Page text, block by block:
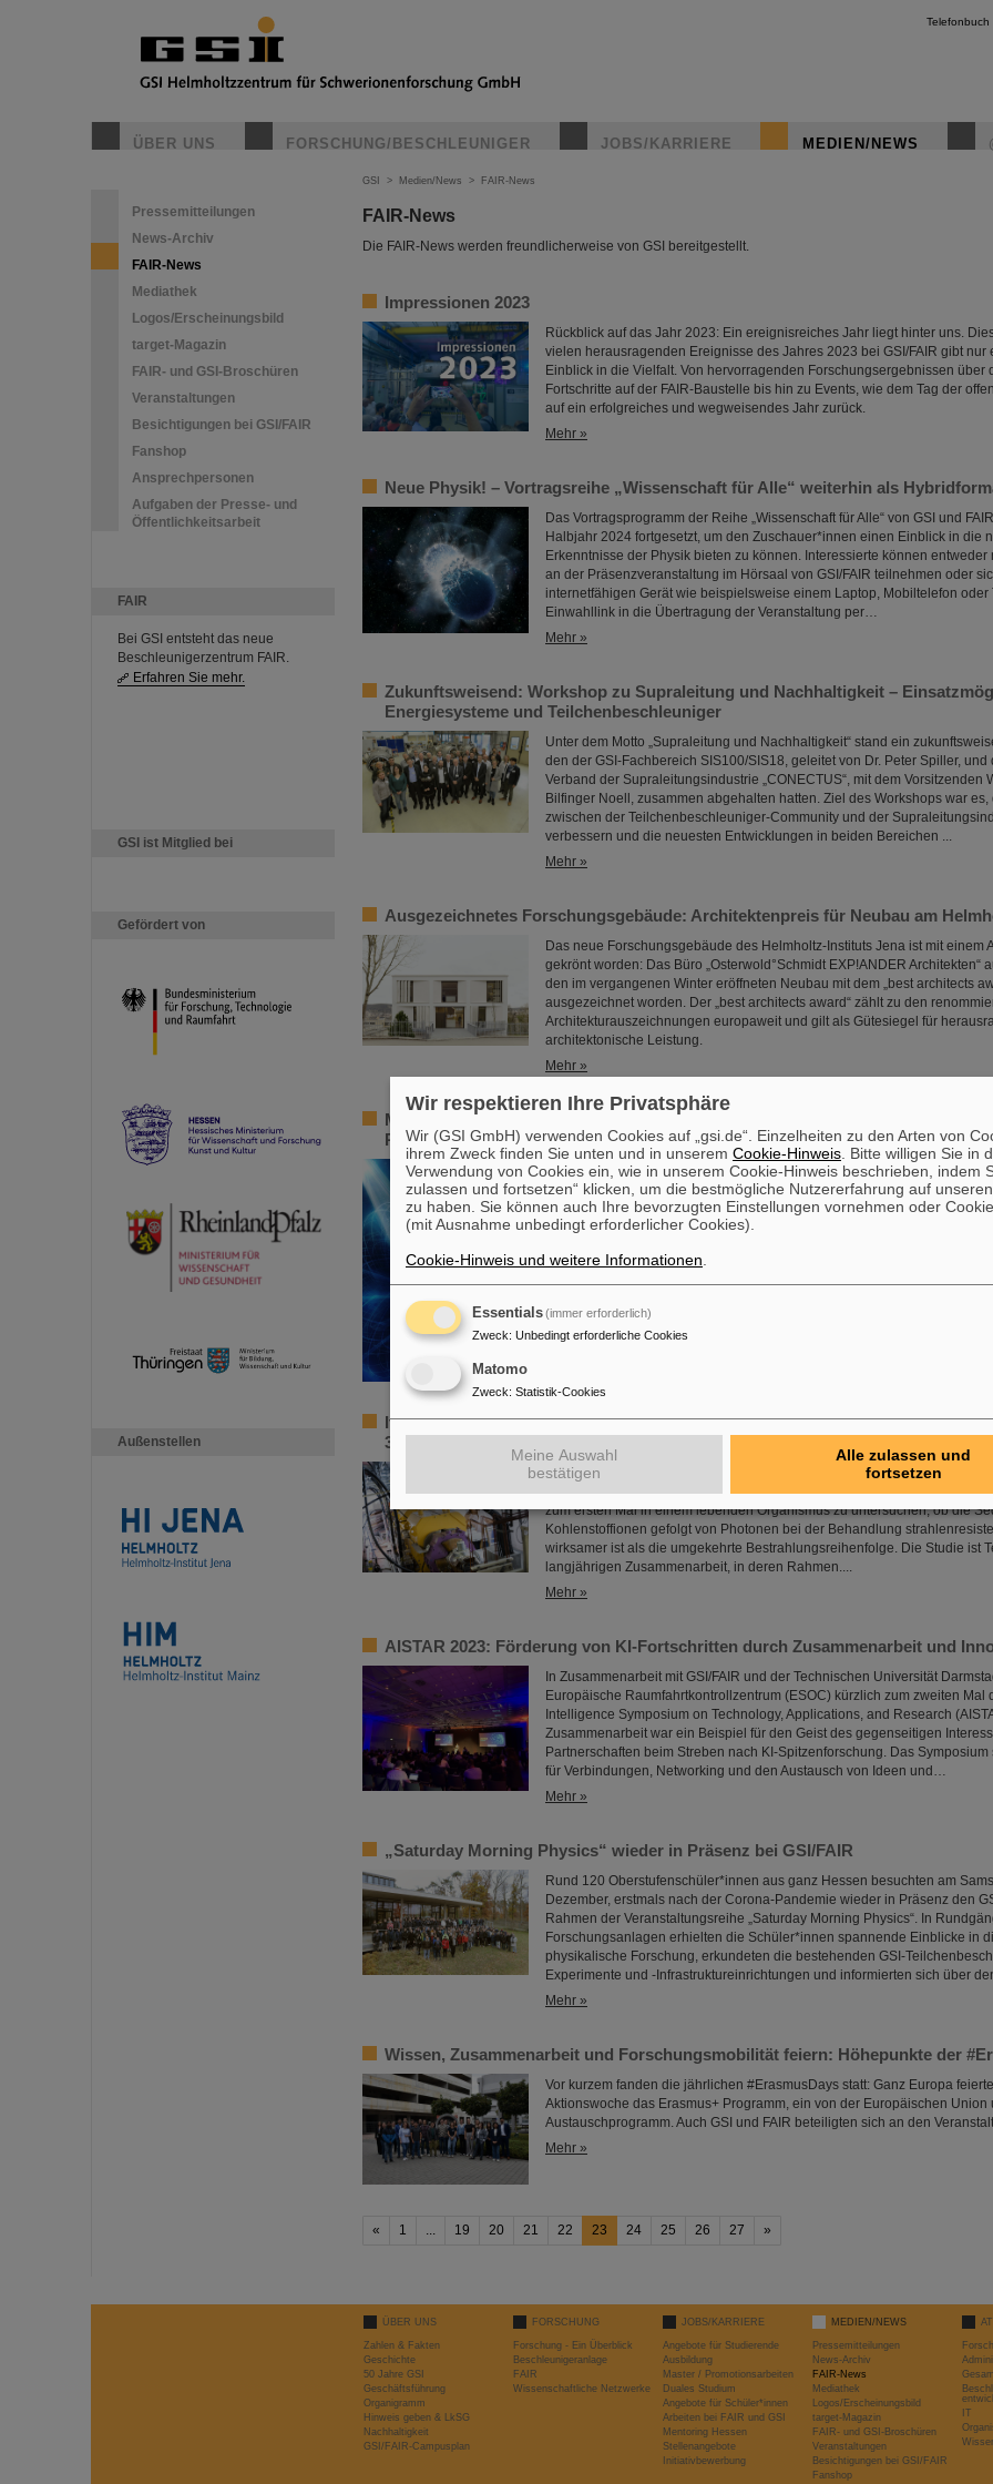
Telefonbuch
ÜBER UNS FORSCHUNG/BESCHLEUNIGER JOBS/KARRIERE MEDIEN/NEWS
Pressemitteilungen
News-Archiv
FAIR-News
Mediathek
Logos/Erscheinungsbild
target-Magazin
FAIR- und GSI-Broschüren
Veranstaltungen
Besichtigungen bei GSI/FAIR
Fanshop
Ansprechpersonen
Aufgaben der Presse- und
Öffentlichkeitsarbeit
FAIR
Bei GSI entsteht das neue
Beschleunigerzentrum FAIR.
Erfahren Sie mehr.
GSI ist Mitglied bei
Gefördert von
Außenstellen
GSI > Medien/News > FAIR-News
FAIR-News
Die FAIR-News werden freundlicherweise von GSI bereitgestellt.
Impressionen 2023
Rückblick auf das Jahr 2023: Ein ereignisreiches Jahr liegt hinter uns.
vielen herausragenden Ereignisse des Jahres 2023 bei GSI/FAIR gibt nur
Einblick in die Vielfalt. Von hervorragenden Forschungsergebnissen über
Fortschritte auf der FAIR-Baustelle bis hin zu Events, wie dem Tag der
auf ein erfolgreiches und wegweisendes Jahr zurück.
Mehr »
Neue Physik! – Vortragsreihe „Wissenschaft für Alle“ weiterhin als
Das Vortragsprogramm der Reihe „Wissenschaft für Alle“ von GSI und
Halbjahr 2024 fortgesetzt, um den Zuschauer*innen einen Einblick in die
Erkenntnisse der Physik bieten zu können. Interessierte können entweder
an der Präsenzveranstaltung im Hörsaal von GSI/FAIR teilnehmen oder
internetfähigen Gerät wie beispielsweise einem Laptop, Mobiltelefon oder
Einwahllink in die Übertragung der Veranstaltung per…
Mehr »
Zukunftsweisend: Workshop zu Supraleitung und Nachhaltigkeit –
Energiesysteme und Teilchenbeschleuniger
Unter dem Motto „Supraleitung und Nachhaltigkeit“ stand ein
den der GSI-Fachbereich SIS100/SIS18, geleitet von Dr. Peter Spiller, und
Verband der Supraleitungsindustrie „CONECTUS“, mit dem Vorsitzenden
Bilfinger Noell, zusammen abgehalten hatten. Ziel des Workshops war
zwischen der Teilchenbeschleuniger-Community und der
verbessern und die neuesten Entwicklungen in beiden Bereichen ...
Mehr »
Ausgezeichnetes Forschungsgebäude: Architektenpreis für Neubau am
Das neue Forschungsgebäude des Helmholtz-Instituts Jena ist mit einem
gekrönt worden: Das Büro „Osterwold°Schmidt EXP!ANDER Architekten“
den im vergangenen Winter eröffneten Neubau mit dem „best architects
ausgezeichnet worden. Der „best architects award“ zählt zu den
Architekturauszeichnungen europaweit und gilt als Gütesiegel für
architektonische Leistung.
Mehr »
Meilenstein für neuartige Atomuhr: Röntgenlaser weist Weg zu besserer
Präzisionszeitmessung
Einem internationalen Forschungsteam ist ein entscheidender Schritt zu
Generation von Atomuhren gelungen. Am europäischen Röntgenlaser
die Forschenden auf Basis des Elements Scandium einen wesentlich
erzeugt, der eine Genauigkeit von einer Sekunde in 300 Milliarden
auch Wissenschaftler*innen des Helmholtz-Instituts Jena, ....
Mehr »
Italienisch-deutsche Wissenschaftskooperation: CNAO in Pavia erhält
385.000 Euro für gemeinsames Forschungsprojekt mit GSI in Darmstadt
Zwei der führenden europäischen Zentren für die Erforschung und
Teilchen in der Onkologie werden sich im Rahmen des Projekts „CROSS“
zum ersten Mal in einem lebenden Organismus zu untersuchen, ob die
Kohlenstoffionen gefolgt von Photonen bei der Behandlung
wirksamer ist als die umgekehrte Bestrahlungsreihenfolge. Die Studie ist
langjährigen Zusammenarbeit, in deren Rahmen....
Mehr »
AISTAR 2023: Förderung von KI-Fortschritten durch Zusammenarbeit und
In Zusammenarbeit mit GSI/FAIR und der Technischen Universität
Europäische Raumfahrtkontrollzentrum (ESOC) kürzlich zum zweiten Mal
Intelligence Symposium on Technology, Applications, and Research
Zusammenarbeit war ein Beispiel für den Geist des gegenseitigen
Partnerschaften beim Streben nach KI-Spitzenforschung. Das
für Verbindungen, Networking und den Austausch von Ideen und…
Mehr »
„Saturday Morning Physics“ wieder in Präsenz bei GSI/FAIR
Rund 120 Oberstufenschüler*innen aus ganz Hessen besuchten am
Dezember, erstmals nach der Corona-Pandemie wieder in Präsenz den
Rahmen der Veranstaltungsreihe „Saturday Morning Physics“. In
Forschungsanlagen erhielten die Schüler*innen spannende Einblicke in
physikalische Forschung, erkundeten die bestehenden GSI-
Experimente und -Infrastruktureinrichtungen und informierten sich über
Mehr »
Wissen, Zusammenarbeit und Forschungsmobilität feiern: Höhepunkte der
Vor kurzem fanden die jährlichen #ErasmusDays statt: Ganz Europa
Aktionswoche das Erasmus+ Programm, ein von der Europäischen Union
Austauschprogramm. Auch GSI und FAIR beteiligten sich an den
Mehr »
« 1 ... 19 20 21 22 23 24 25 26 27 »
ÜBER UNS
Zahlen & Fakten
Geschichte
50 Jahre GSI
Geschäftsführung
Organigramm
Hinweis geben & LkSG
Nachhaltigkeit
GSI/FAIR-Campusplan
FORSCHUNG
Forschung - Ein Überblick
Beschleunigeranlage
FAIR
Wissenschaftliche Netzwerke
JOBS/KARRIERE
Angebote für Studierende
Ausbildung
Master / Promotionsarbeiten
Duales Studium
Angebote für Schüler*innen
Arbeiten bei FAIR und GSI
Mentoring Hessen
Stellenangebote
Initiativbewerbung
MEDIEN/NEWS
Pressemitteilungen
News-Archiv
FAIR-News
Mediathek
Logos/Erscheinungsbild
target-Magazin
FAIR- und GSI-Broschüren
Veranstaltungen
Besichtigungen bei GSI/FAIR
Fanshop
IT
Wir respektieren Ihre Privatsphäre
Wir (GSI GmbH) verwenden Cookies auf „gsi.de“. Einzelheiten zu den Arten von
ihrem Zweck finden Sie unten und in unserem Cookie-Hinweis . Bitte willigen Sie in
Verwendung von Cookies ein, wie in unserem Cookie-Hinweis beschrieben, indem
zulassen und fortsetzen“ klicken, um die bestmögliche Nutzererfahrung auf
zu haben. Sie können auch Ihre bevorzugten Einstellungen vornehmen oder
(mit Ausnahme unbedingt erforderlicher Cookies).
Cookie-Hinweis und weitere Informationen
Essentials(immer erforderlich)
Zweck: Unbedingt erforderliche Cookies
Matomo
Zweck: Statistik-Cookies
Meine Auswahl
bestätigen
Alle zulassen und
fortsetzen